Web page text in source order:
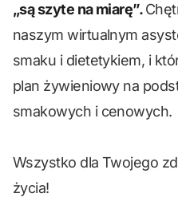
„są szyte na miarę”.
naszym wirtualnym
smaku i dietetykiem, i
plan żywieniowy na
smakowych i cenowych.
Wszystko dla Twojego
życia!